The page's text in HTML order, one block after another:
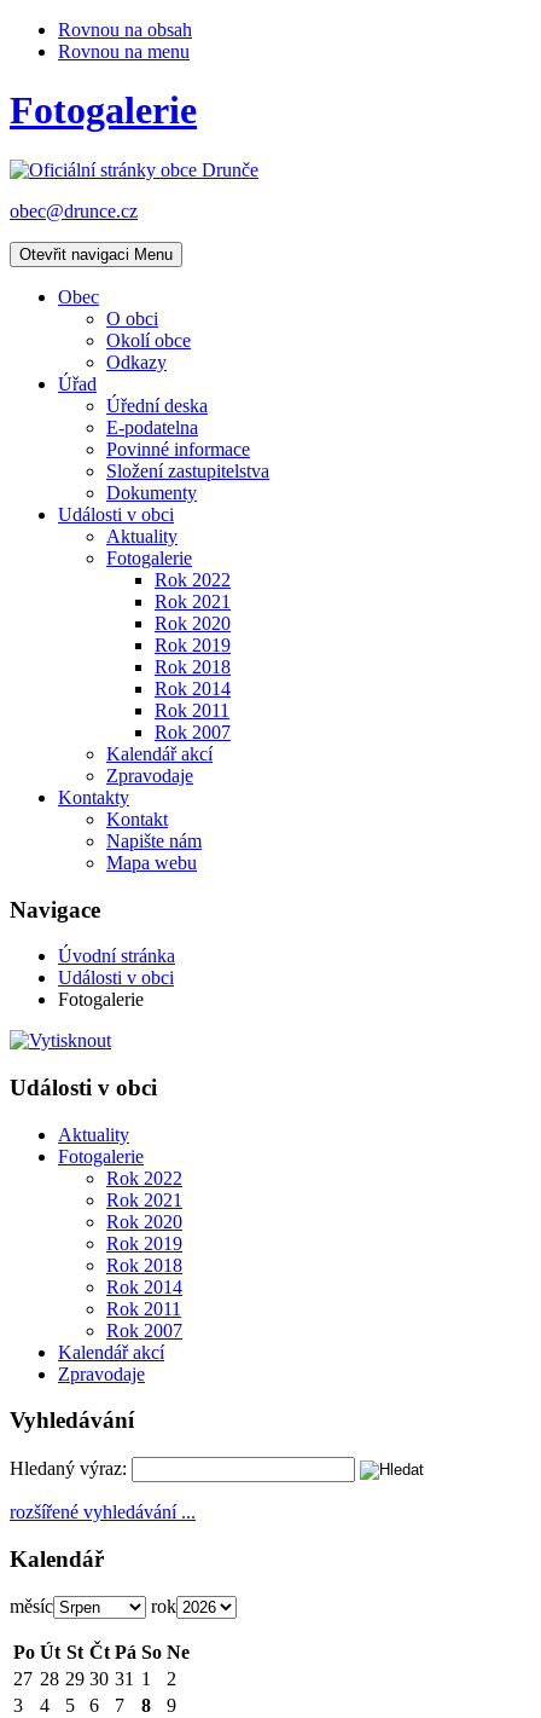
Rovnou na obsah
Rovnou na menu
Fotogalerie
obec@drunce.cz
Otevřit navigaci Menu
Obec
O obci
Okolí obce
Odkazy
Úřad
Úřední deska
E-podatelna
Povinné informace
Složení zastupitelstva
Dokumenty
Události v obci
Aktuality
Fotogalerie
Rok 2022
Rok 2021
Rok 2020
Rok 2019
Rok 2018
Rok 2014
Rok 2011
Rok 2007
Kalendář akcí
Zpravodaje
Kontakty
Kontakt
Napište nám
Mapa webu
Navigace
Úvodní stránka
Události v obci
Fotogalerie
Události v obci
Aktuality
Fotogalerie
Rok 2022
Rok 2021
Rok 2020
Rok 2019
Rok 2018
Rok 2014
Rok 2011
Rok 2007
Kalendář akcí
Zpravodaje
Vyhledávání
Hledaný výraz:
rozšířené vyhledávání ...
Kalendář
měsíc rok
Po Út St Čt Pá So Ne
27 28 29 30 31 1
2
3
4 5 6 7 8
9